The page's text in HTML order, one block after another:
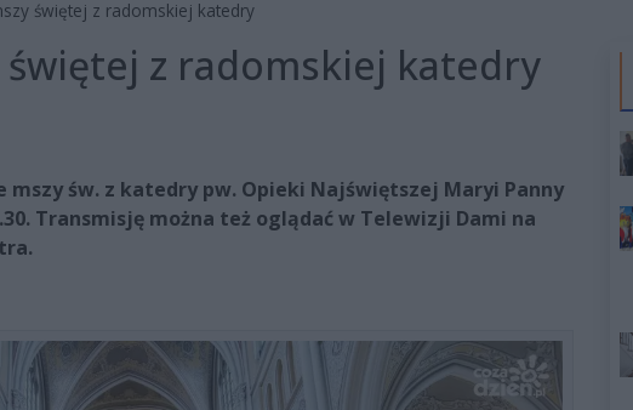
świętej z radomskiej katedry
z radomskiej katedry
mszy św. z katedry pw. Opieki Najświętszej Maryi Panny
Transmisję można też oglądać w Telewizji Dami na